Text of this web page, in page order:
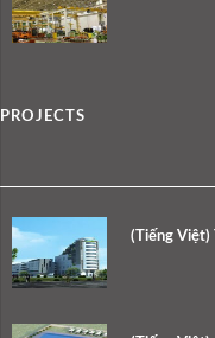
PROJECTS
(Tiếng